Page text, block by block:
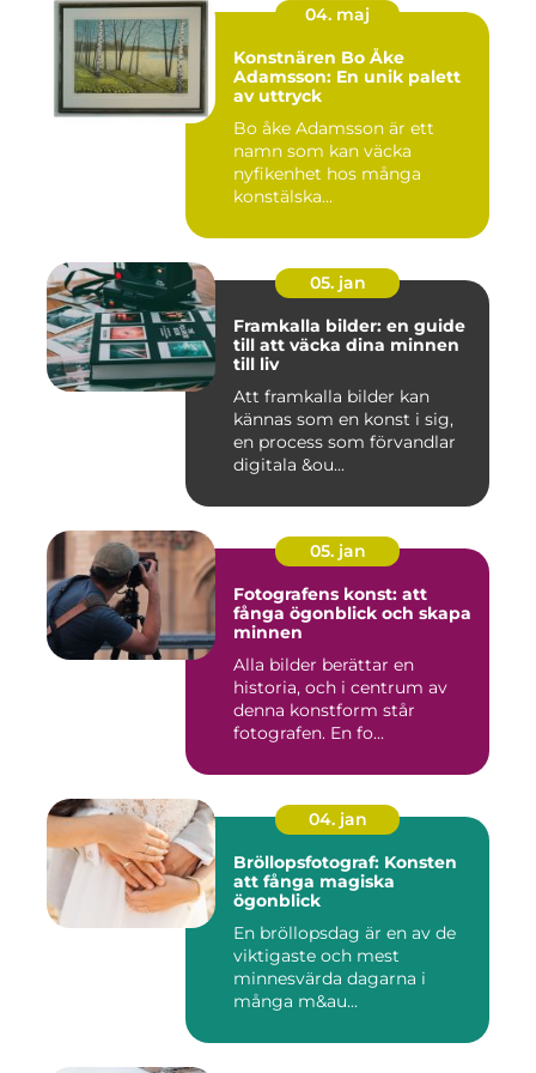
04. maj
Konstnären Bo Åke
Adamsson: En unik palett
av uttryck
Bo åke Adamsson är ett
namn som kan väcka
nyfikenhet hos många
konstälska...
05. jan
Framkalla bilder: en guide
till att väcka dina minnen
till liv
Att framkalla bilder kan
kännas som en konst i sig,
en process som förvandlar
digitala &ou...
05. jan
Fotografens konst: att
fånga ögonblick och skapa
minnen
Alla bilder berättar en
historia, och i centrum av
denna konstform står
fotografen. En fo...
04. jan
Bröllopsfotograf: Konsten
att fånga magiska
ögonblick
En bröllopsdag är en av de
viktigaste och mest
minnesvärda dagarna i
många m&au...